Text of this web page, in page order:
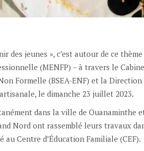
des jeunes », c’est autour de ce
(MENFP) – à travers le
Formelle (BSEA-ENF) et la Direction
le dimanche 23 juillet 2023.
dans la ville de Ouanaminthe
Nord ont rassemblé leurs travaux
Centre d’Éducation Familiale (CEF).